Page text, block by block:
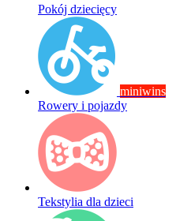
Pokój dziecięcy
miniwins
Rowery i pojazdy
Tekstylia dla dzieci